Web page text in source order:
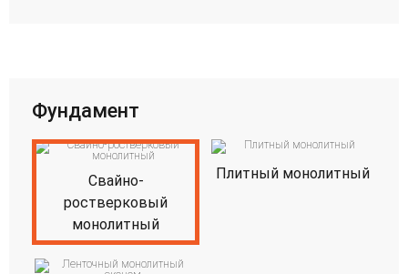
Фундамент
Свайно-
ростверковый
монолитный
Плитный монолитный